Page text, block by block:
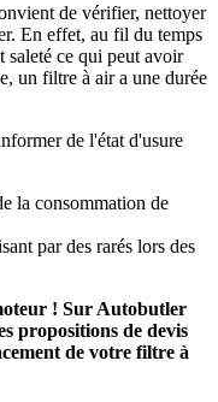
de vérifier, nettoyer
En effet, au fil du temps
saleté ce qui peut avoir
un filtre à air a une durée
de l'état d'usure
la consommation de
par des rarés lors des
! Sur Autobutler
propositions de devis
de votre filtre à